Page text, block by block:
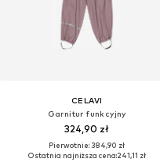
CELAVI
Garnitur funkcyjny
324,90 zł
Pierwotnie: 384,90 zł
Ostatnia najniższa cena:241,11 zł